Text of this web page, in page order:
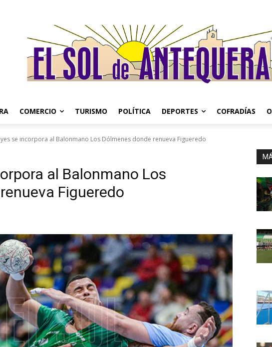
COMERCIO TURISMO POLÍTICA DEPORTES COFRADÍAS
se incorpora al Balonmano Los Dólmenes donde renueva Figueredo
al Balonmano Los
Figueredo